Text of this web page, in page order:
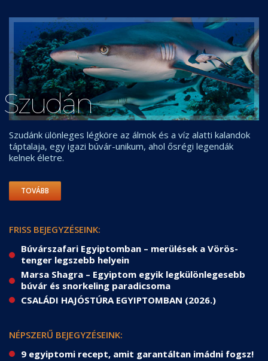
Szudán
Szudánk ülönleges légköre az álmok és a víz alatti kalandok
táptalaja, egy igazi búvár-unikum, ahol ősrégi legendák
kelnek életre.
TOVÁBB
FRISS BEJEGYZÉSEINK:
Búvárszafari Egyiptomban – merülések a Vörös-
tenger legszebb helyein
Marsa Shagra – Egyiptom egyik legkülönlegesebb
búvár és snorkeling paradicsoma
CSALÁDI HAJÓSTÚRA EGYIPTOMBAN (2026.)
NÉPSZERŰ BEJEGYZÉSEINK:
9 egyiptomi recept, amit garantáltan imádni fogsz!